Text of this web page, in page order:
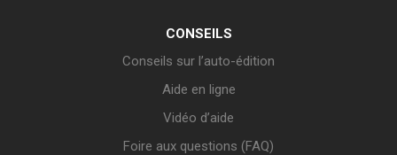
CONSEILS
Conseils sur l’auto-édition
Aide en ligne
Vidéo d’aide
Foire aux questions (FAQ)